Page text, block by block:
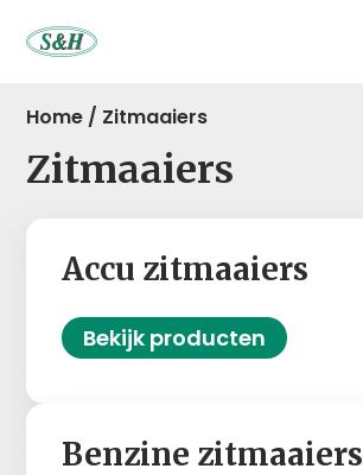
Home / Zitmaaiers
Zitmaaiers
Accu zitmaaiers
Bekijk producten
Benzine zitmaaiers